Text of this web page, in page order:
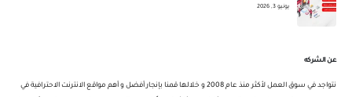
يونيو 3, 2026
عن الشركه
نتواجد في سوق العمل لأكثر منذ عام 2008 و خلالها قمنا بإنجار أفضل و أهم مواقع الانترنت الاحترافية في